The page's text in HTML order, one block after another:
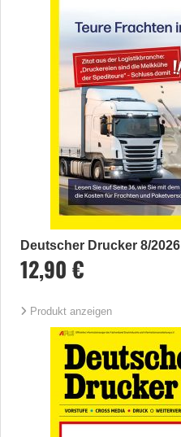
Deutscher Drucker 8/2026
12,90 €
Produkt anzeigen